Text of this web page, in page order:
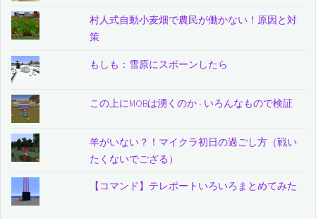
村人式自動小麦畑で農民が働かない！原因と対
策
もしも：雪原にスポーンしたら
この上にMOBは湧くのか - いろんなもので検証
羊がいない？！マイクラ初日の過ごし方（戦い
たくないでござる）
【コマンド】テレポートいろいろまとめてみた